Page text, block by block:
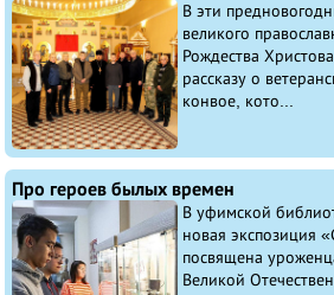
В эти
великого
Рождества
рассказу о
конвое, кото...
Про героев былых времен
В уфимской
новая экспозиция
посвящена
Великой